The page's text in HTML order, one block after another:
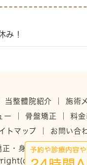
み！
当整體院紹介 施術
ー
骨盤矯正 料
トマップ
お問い合
・身体を整えるなら
ひだまり整體